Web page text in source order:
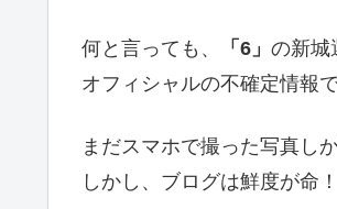
何と言っても、 「6」 の新城
オフィシャルの不確定情報
まだスマホで撮った写真し
しかし、ブログは鮮度が命！